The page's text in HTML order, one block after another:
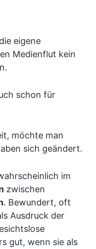
eigene
Medienflut kein
schon für
möchte man
sich geändert.
im
zwischen
. Bewundert, oft
Ausdruck der
gut, wenn sie als